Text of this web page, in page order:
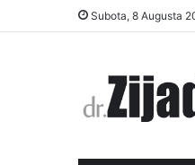
Subota, 8 Augusta